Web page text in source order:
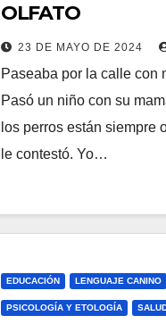
OLFATO
23 DE MAYO DE 2024
Paseaba por la calle con
Pasó un niño con su
los perros están siempre
le contestó. Yo…
EDUCACIÓN LENGUAJE CANINO
PSICOLOGÍA Y ETOLOGÍA